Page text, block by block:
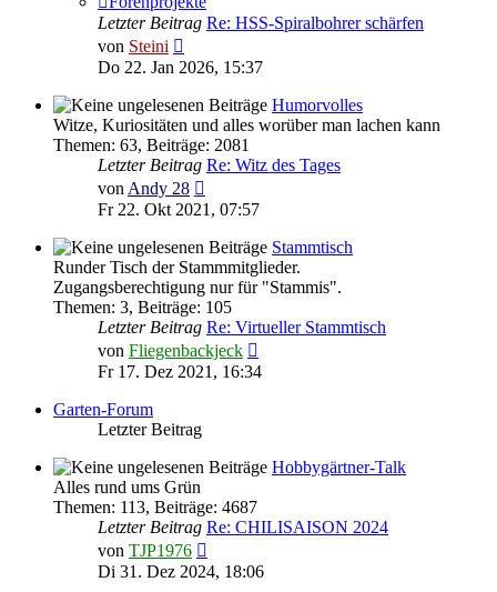
Letzter Beitrag Re: HSS-Spiralbohrer schärfen
von Steini
Beitrag
Do 22. Jan 2026, 15:37
Humorvolles
Witze, Kuriositäten und alles worüber man lachen kann
Themen: 63, Beiträge: 2081
Letzter Beitrag Re: Witz des Tages
von Andy 28
Beitrag
Fr 22. Okt 2021, 07:57
Stammtisch
Runder Tisch der Stammmitglieder.
Zugangsberechtigung nur für "Stammis".
Themen: 3, Beiträge: 105
Letzter Beitrag Re: Virtueller Stammtisch
von Fliegenbackjeck
Beitrag
Fr 17. Dez 2021, 16:34
Garten-Forum
Letzter Beitrag
Hobbygärtner-Talk
Alles rund ums Grün
Themen: 113, Beiträge: 4687
Letzter Beitrag Re: CHILISAISON 2024
von TJP1976
Beitrag
Di 31. Dez 2024, 18:06